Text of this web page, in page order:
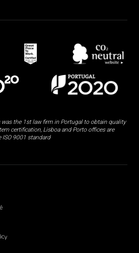
was the 1st law firm in Portugal to obtain quality
certification, Lisboa and Porto offices are
ISO 9001 standard